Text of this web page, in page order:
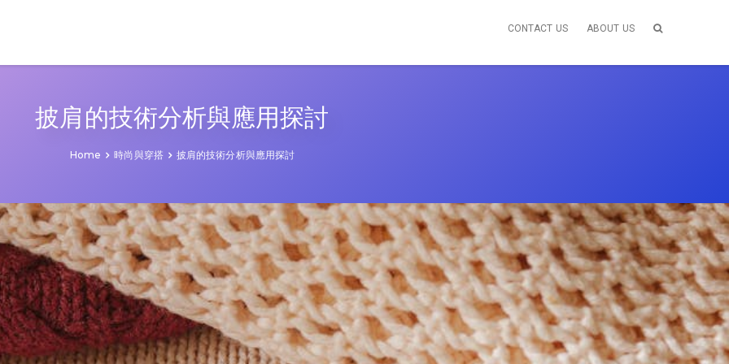
CONTACT US ABOUT US
披肩的技術分析與應用探討
Home 時尚與穿搭 披肩的技術分析與應用探討